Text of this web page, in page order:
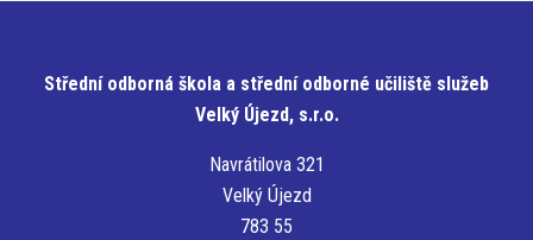
Střední odborná škola a střední odborné učiliště služeb
Velký Újezd, s.r.o.
Navrátilova 321
Velký Újezd
783 55